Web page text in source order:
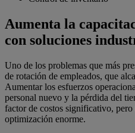
Aumenta la
con soluciones
Uno de los problemas que más
de rotación de empleados, que
Aumentar los esfuerzos
personal nuevo y la pérdida del
factor de costos significativo,
optimización enorme.